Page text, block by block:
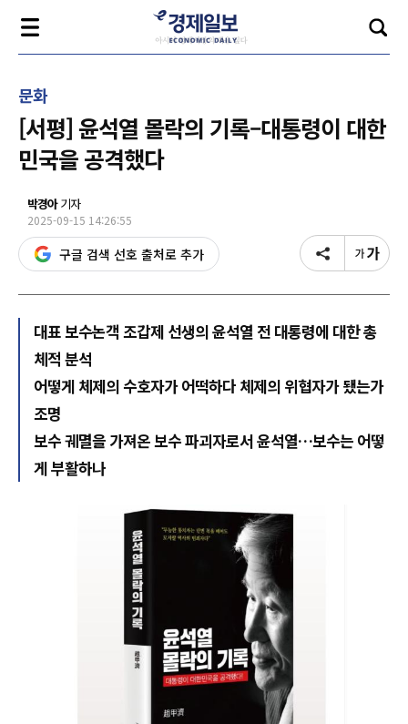
문화
[서평] 윤석열 몰락의 기록–대통령이 대한
민국을 공격했다
박경아기자
2025-09-15 14:26:55
구글 검색 선호 출처로 추가
대표 보수논객 조갑제 선생의 윤석열 전 대통령에 대한 총
체적 분석
어떻게 체제의 수호자가 어떡하다 체제의 위협자가 됐는가
조명
보수 궤멸을 가져온 보수 파괴자로서 윤석열…보수는 어떻
게 부활하나